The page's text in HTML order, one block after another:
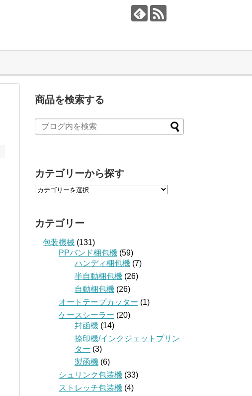
商品を検索する
カテゴリーから探す
カテゴリー
包装機械 (131)
PPバンド梱包機 (59)
ハンディ梱包機 (7)
半自動梱包機 (26)
自動梱包機 (26)
オートテープカッター (1)
ケースシーラー (20)
封函機 (14)
捺印機/インクジェットプリン
ター (3)
製函機 (6)
シュリンク包装機 (33)
ストレッチ包装機 (4)